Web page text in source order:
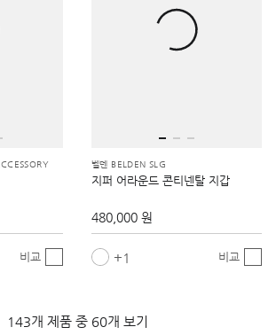
비교
벨덴 BELDEN SLG
지퍼 어라운드 콘티넨탈 지갑
480,000 원
1 비교
143개 제품 중 60개 보기